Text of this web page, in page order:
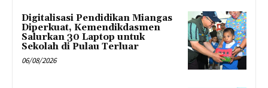
Digitalisasi Pendidikan Miangas
Diperkuat, Kemendikdasmen
Salurkan 30 Laptop untuk
Sekolah di Pulau Terluar
06/08/2026